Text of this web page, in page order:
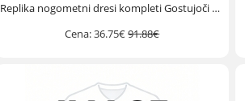
Replika nogometni dresi kompleti Gostujoči SP
Cena:36.75€91.88€